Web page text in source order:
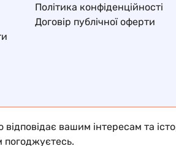
Політика конфіденційності
Договір публічної оферти
вашим інтересам та